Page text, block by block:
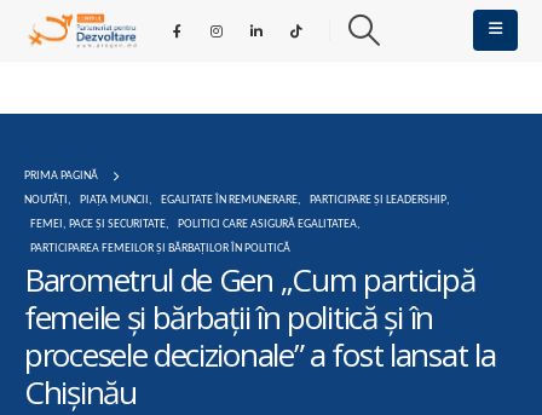
PRIMA PAGINĂ
NOUTĂȚI , PIAȚA MUNCII , EGALITATE ÎN REMUNERARE, PARTICIPARE ȘI LEADERSHIP,
FEMEI, PACE ȘI SECURITATE, POLITICI CARE ASIGURĂ EGALITATEA,
PARTICIPAREA FEMEILOR ȘI BĂRBAȚILOR ÎN POLITICĂ
Barometrul de Gen „Cum participă
femeile şi bărbații în politică şi în
procesele decizionale” a fost lansat la
Chișinău